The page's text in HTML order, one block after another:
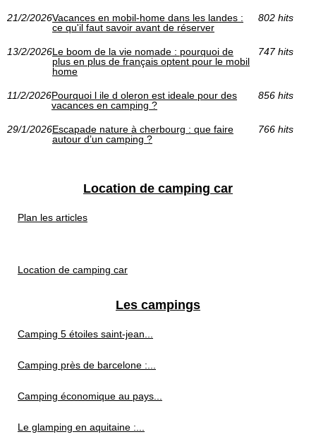
21/2/2026Vacances en mobil-home dans les landes :
ce qu'il faut savoir avant de réserver
802 hits
13/2/2026Le boom de la vie nomade : pourquoi de
plus en plus de français optent pour le mobil
home
747 hits
11/2/2026Pourquoi l ile d oleron est ideale pour des
vacances en camping ?
856 hits
29/1/2026Escapade nature à cherbourg : que faire
autour d’un camping ?
766 hits
Location de camping car
Plan les articles
Location de camping car
Les campings
Camping 5 étoiles saint-jean...
Camping près de barcelone :...
Camping économique au pays...
Le glamping en aquitaine :...